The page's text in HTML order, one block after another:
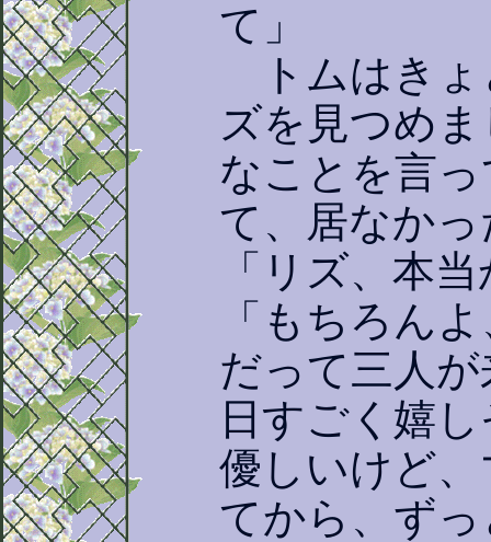
て」
トムはきょ
ズを見つめ
なことを言
て、居なか
「リズ、本
「もちろん
だって三人
日すごく嬉
優しいけど
てから、ず